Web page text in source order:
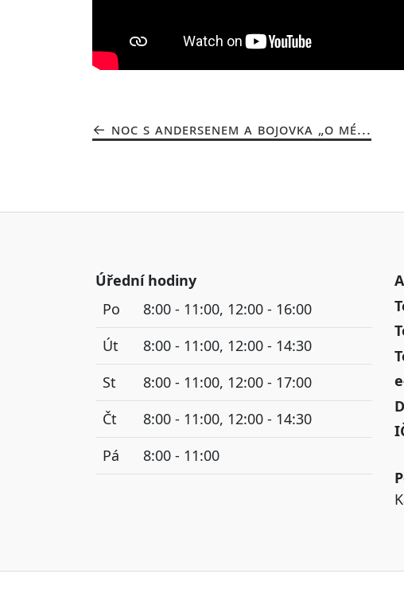
NOC S ANDERSENEM A BOJOVKA „O MÉ...
Úřední hodiny
Po
8:00 - 11:00, 12:00 - 16:00
Út
8:00 - 11:00, 12:00 - 14:30
St
8:00 - 11:00, 12:00 - 17:00
Čt
8:00 - 11:00, 12:00 - 14:30
Pá
8:00 - 11:00